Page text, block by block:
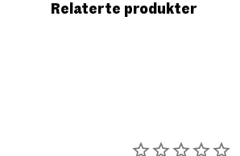
Relaterte produkter